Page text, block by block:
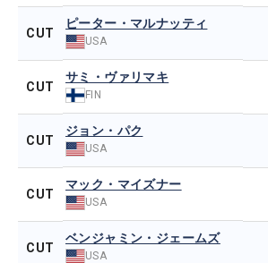
CUT
ピーター・マルナッティ
USA
CUT
サミ・ヴァリマキ
FIN
CUT
ジョン・パク
USA
CUT
マック・マイズナー
USA
CUT
ベンジャミン・ジェームズ
USA